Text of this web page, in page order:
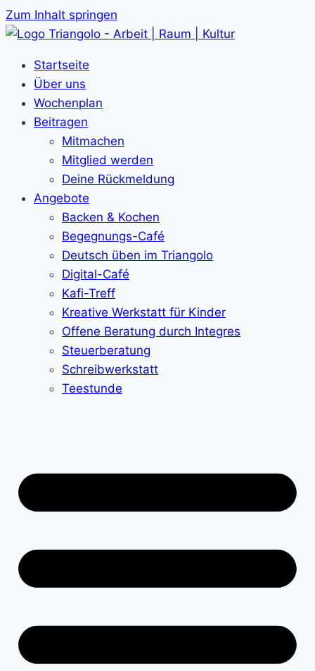
Zum Inhalt springen
Startseite
Über uns
Wochenplan
Beitragen
Mitmachen
Mitglied werden
Deine Rückmeldung
Angebote
Backen & Kochen
Begegnungs-Café
Deutsch üben im Triangolo
Digital-Café
Kafi-Treff
Kreative Werkstatt für Kinder
Offene Beratung durch Integres
Steuerberatung
Schreibwerkstatt
Teestunde